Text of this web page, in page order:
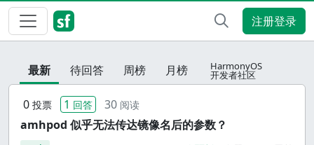
注册登录
最新 待回答 周榜 月榜 HarmonyOS
开发者社区
0 投票 1 回答 30 阅读
amhpod 似乎无法传达镜像名后的参数？